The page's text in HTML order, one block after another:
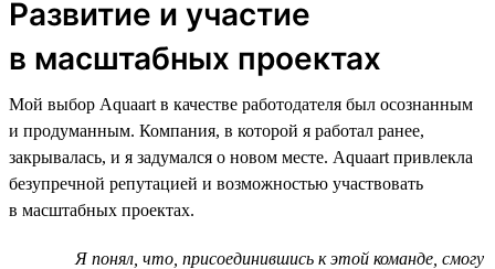
Развитие и участие
в масштабных проектах
Мой выбор Aquaart в качестве работодателя был осознанным
и продуманным. Компания, в которой я работал ранее,
закрывалась, и я задумался о новом месте. Aquaart привлекла
безупречной репутацией и возможностью участвовать
в масштабных проектах.
Я понял, что, присоединившись к этой команде, смогу